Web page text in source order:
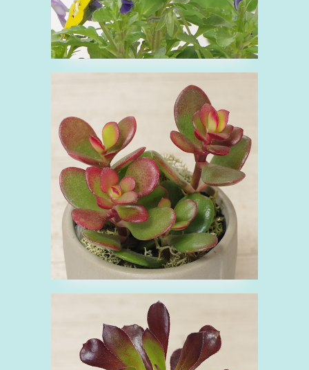
■クラッスラ 花月
く
ベンケイソウ科
緑 観葉植物
■アオエニウム 黒法
師（くろほうし）
あ